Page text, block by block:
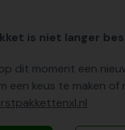
is niet langer
dit moment een
een keus te maken